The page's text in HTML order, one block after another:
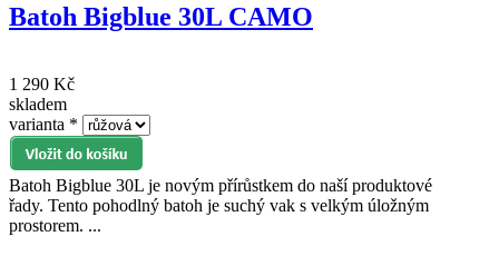
Batoh Bigblue 30L CAMO
1 290 Kč
skladem
varianta *
Batoh Bigblue 30L je novým přírůstkem do naší produktové
řady. Tento pohodlný batoh je suchý vak s velkým úložným
prostorem. ...